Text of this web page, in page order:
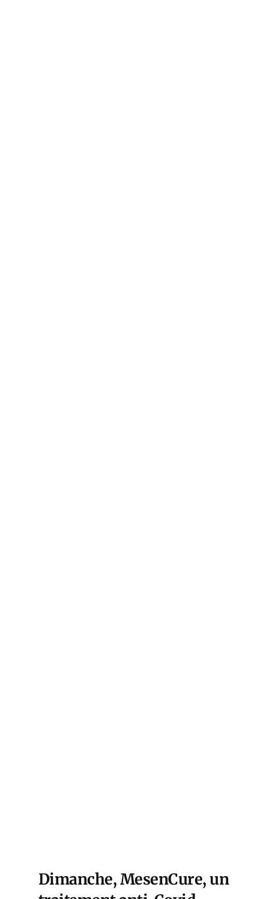
Dimanche, MesenCure, un